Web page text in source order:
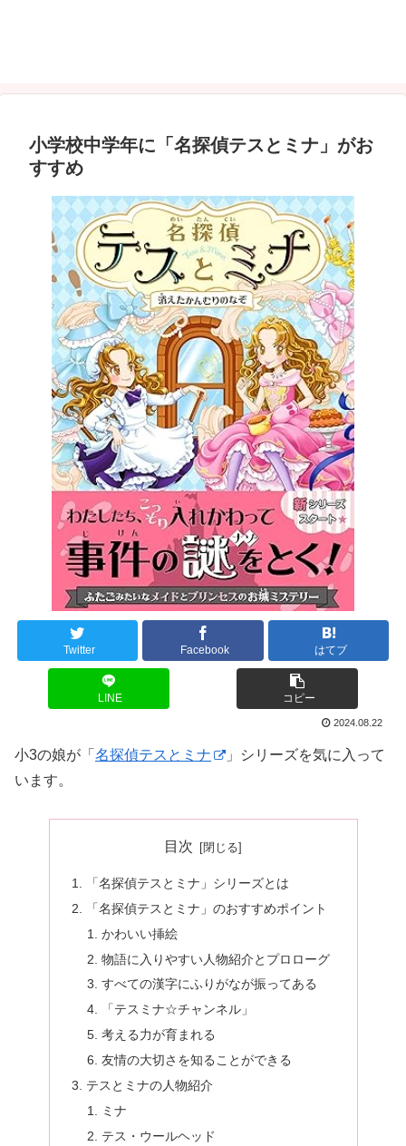
小学校中学年に「名探偵テスとミナ」がお
すすめ
Twitter Facebook はてブ
LINE コピー
2024.08.22
小3の娘が「 名探偵テスとミナ
」シリーズを気に入って
います。
目次
「名探偵テスとミナ」シリーズとは
「名探偵テスとミナ」のおすすめポイント
かわいい挿絵
物語に入りやすい人物紹介とプロローグ
すべての漢字にふりがなが振ってある
「テスミナ☆チャンネル」
考える力が育まれる
友情の大切さを知ることができる
テスとミナの人物紹介
ミナ
テス・ウールヘッド